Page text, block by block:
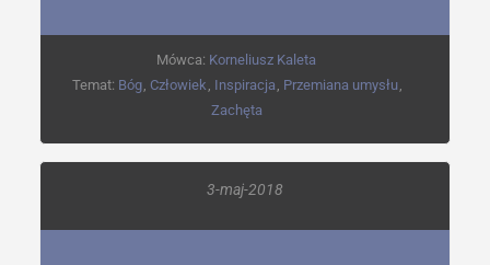
Mówca: Korneliusz Kaleta
Temat: Bóg Człowiek Inspiracja Przemiana umysłu
Zachęta
3-maj-2018